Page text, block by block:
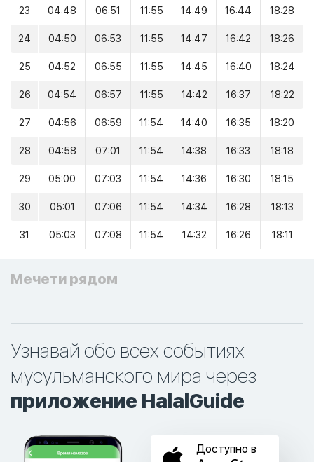
23 04:48 06:51 11:55 14:49 16:44 18:28
24 04:50 06:53 11:55 14:47 16:42 18:26
25 04:52 06:55 11:55 14:45 16:40 18:24
26 04:54 06:57 11:55 14:42 16:37 18:22
27 04:56 06:59 11:54 14:40 16:35 18:20
28 04:58 07:01 11:54 14:38 16:33 18:18
29 05:00 07:03 11:54 14:36 16:30 18:15
30 05:01 07:06 11:54 14:34 16:28 18:13
31 05:03 07:08 11:54 14:32 16:26 18:11
Мечети рядом
Узнавай обо всех событиях
мусульманского мира через
приложение HalalGuide
Доступно в